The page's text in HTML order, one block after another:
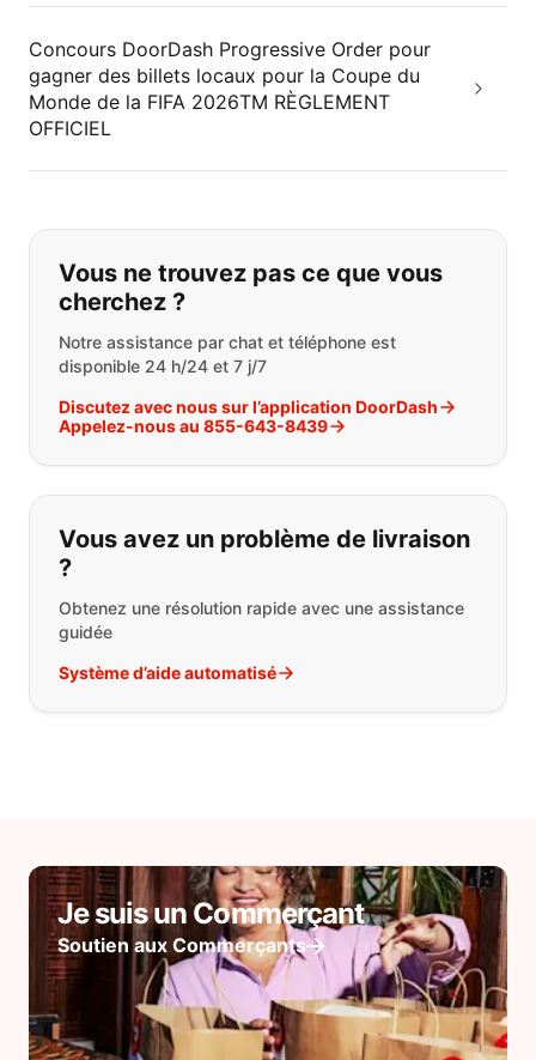
Concours DoorDash Progressive Order pour
gagner des billets locaux pour la Coupe du
Monde de la FIFA 2026TM RÈGLEMENT
OFFICIEL
Si vous ne trouvez pas ce que vous
Vous ne trouvez pas ce que vous
cherchez ?
Notre assistance par chat et téléphone est
disponible 24 h/24 et 7 j/7
Discutez avec nous sur l’application DoorDash
Appelez-nous au 855-643-8439
Vous avez un problème de livraison
?
Obtenez une résolution rapide avec une assistance
guidée
Système d’aide automatisé
Je suis un Commerçant
Soutien aux Commerçants